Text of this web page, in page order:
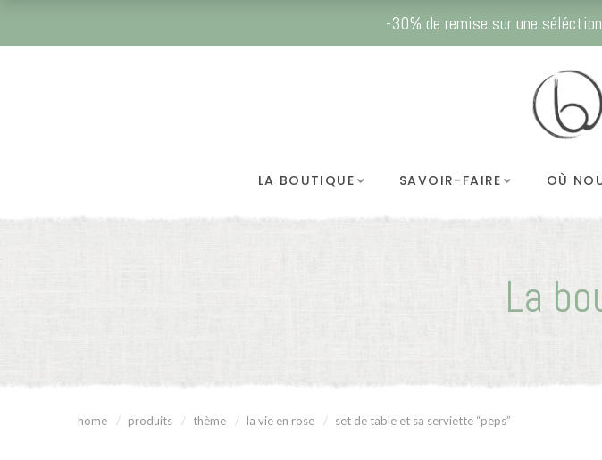
-30% de remise sur une
LA BOUTIQUE SAVOIR-FAIRE OÙ
La
home produits thème la vie en rose set de table et sa serviette “peps”